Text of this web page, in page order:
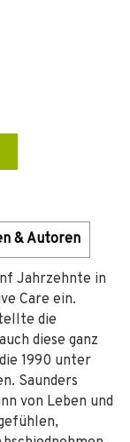
& Autoren
Jahrzehnte in
Care ein.
die
diese ganz
1990 unter
Saunders
von Leben und